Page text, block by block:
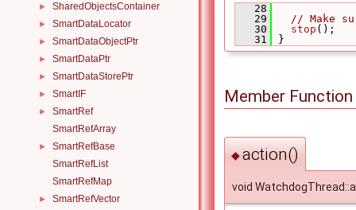
► SharedObjectsContainer
► SmartDataLocator
► SmartDataObjectPtr
► SmartDataPtr
► SmartDataStorePtr
► SmartIF
►
SmartRef
SmartRefArray
►
SmartRefBase
SmartRefList
SmartRefMap
► SmartRefVector
   28
   29
// Make
   30
stop ();
   31
}
Member
◆action()
void